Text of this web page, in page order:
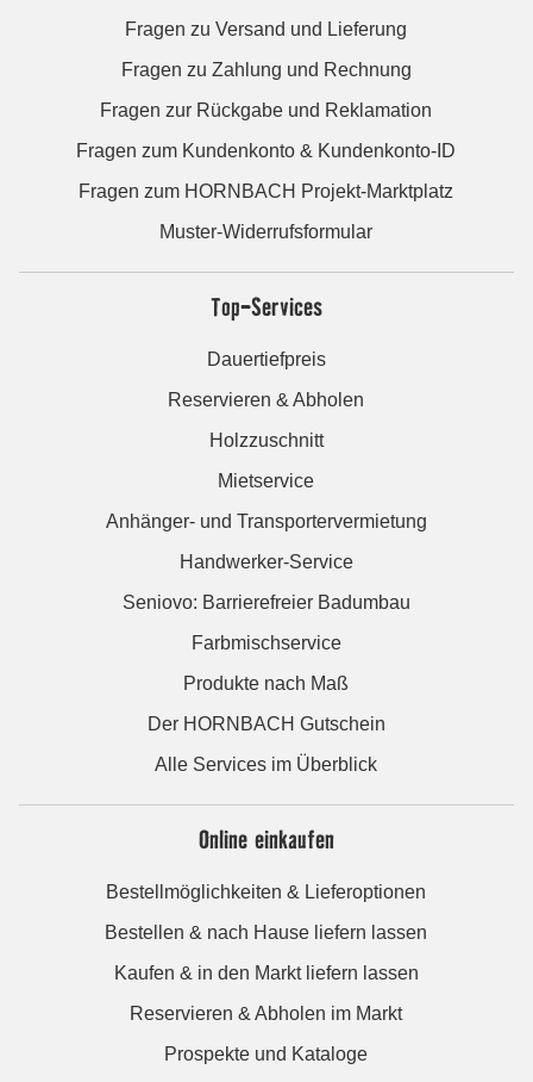
Fragen zu Versand und Lieferung
Fragen zu Zahlung und Rechnung
Fragen zur Rückgabe und Reklamation
Fragen zum Kundenkonto & Kundenkonto-ID
Fragen zum HORNBACH Projekt-Marktplatz
Muster-Widerrufsformular
Top-Services
Dauertiefpreis
Reservieren & Abholen
Holzzuschnitt
Mietservice
Anhänger- und Transportervermietung
Handwerker-Service
Seniovo: Barrierefreier Badumbau
Farbmischservice
Produkte nach Maß
Der HORNBACH Gutschein
Alle Services im Überblick
Online einkaufen
Bestellmöglichkeiten & Lieferoptionen
Bestellen & nach Hause liefern lassen
Kaufen & in den Markt liefern lassen
Reservieren & Abholen im Markt
Prospekte und Kataloge